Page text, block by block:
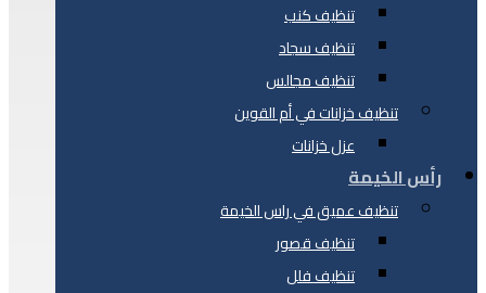
تنظيف كنب
تنظيف سجاد
تنظيف مجالس
تنظيف خزانات في أم القوين
عزل خزانات
رأس الخيمة
تنظيف عميق في راس الخيمة
تنظيف قصور
تنظيف فلل